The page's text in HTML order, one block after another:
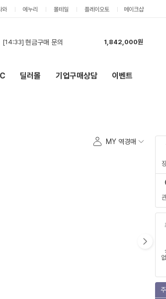
와 에누리 몰테일 플레이오토 메이크샵
[14:33] 현금구매 문의
1,842,000원
[13:57] 조립피씨 견적신청합니다
1,796,000원
3,528,000원
딜러몰 기업구매상담 이벤트
MY 역경매